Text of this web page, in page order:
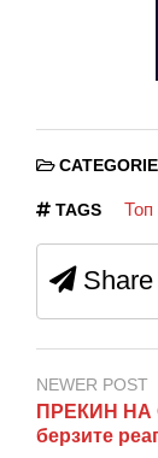
TAGS Топ
NEWER POST
ПРЕКИН
берзите